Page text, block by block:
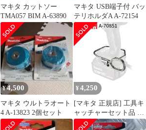
マキタ カットソー
TMA057 BIM A-63890
マキタ USB端子付 バッ
テリホルダA A-72154
¥4,500
マキタ ウルトラオート
4 A-13823 2個セット
¥ 4,250
[マキタ 正規店] 工具キ
ャッチャーセット品 A-
70851